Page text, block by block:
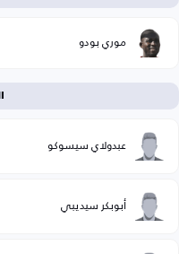
موري بودو
عبدولاي سيسوكو
أبوبكر سيديبي